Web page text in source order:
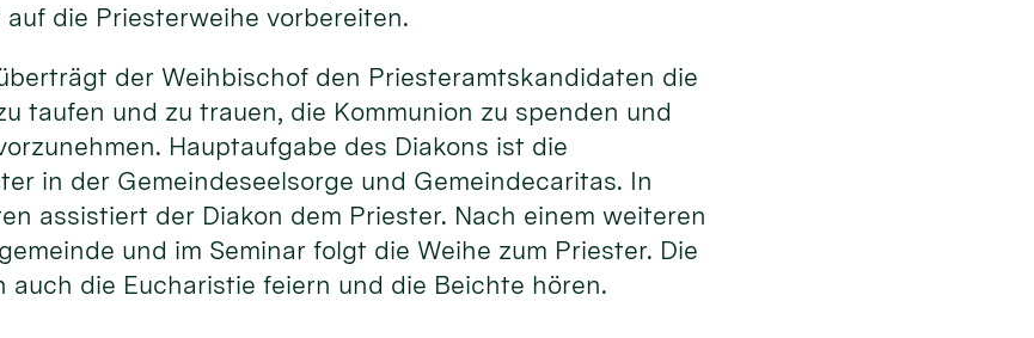
die Priesterweihe vorbereiten.
der Weihbischof den Priesteramtskandidaten die
taufen und zu trauen, die Kommunion zu spenden und
Hauptaufgabe des Diakons ist die
in der Gemeindeseelsorge und Gemeindecaritas. In
assistiert der Diakon dem Priester. Nach einem weiteren
und im Seminar folgt die Weihe zum Priester. Die
auch die Eucharistie feiern und die Beichte hören.